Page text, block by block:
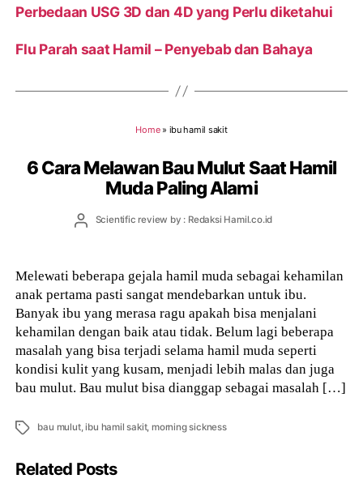
Perbedaan USG 3D dan 4D yang Perlu diketahui
Flu Parah saat Hamil – Penyebab dan Bahaya
Home» ibu hamil sakit
6 Cara Melawan Bau Mulut Saat Hamil
Muda Paling Alami
PostScientific review by : Redaksi Hamil.co.id
Melewati beberapa gejala hamil muda sebagai kehamilan
anak pertama pasti sangat mendebarkan untuk ibu.
Banyak ibu yang merasa ragu apakah bisa menjalani
kehamilan dengan baik atau tidak. Belum lagi beberapa
masalah yang bisa terjadi selama hamil muda seperti
kondisi kulit yang kusam, menjadi lebih malas dan juga
bau mulut. Bau mulut bisa dianggap sebagai masalah […]
Tags bau mulut, ibu hamil sakit, morning sickness
Related Posts